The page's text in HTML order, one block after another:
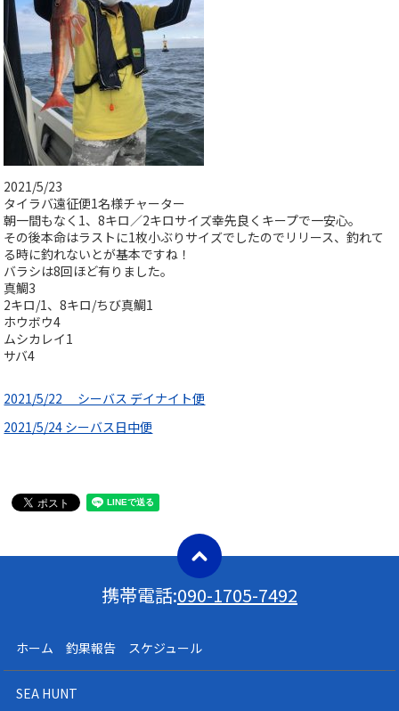
2021/5/23
タイラバ遠征便1名様チャーター
朝一間もなく1、8キロ／2キロサイズ幸先良くキープで一安心。
その後本命はラストに1枚小ぶりサイズでしたのでリリース、釣れて
る時に釣れないとが基本ですね！
バラシは8回ほど有りました。
真鯛3
2キロ/1、8キロ/ちび真鯛1
ホウボウ4
ムシカレイ1
サバ4
2021/5/22 シーバス デイナイト便
2021/5/24 シーバス日中便
携帯電話:090-1705-7492
ホーム 釣果報告 スケジュール
SEA HUNT